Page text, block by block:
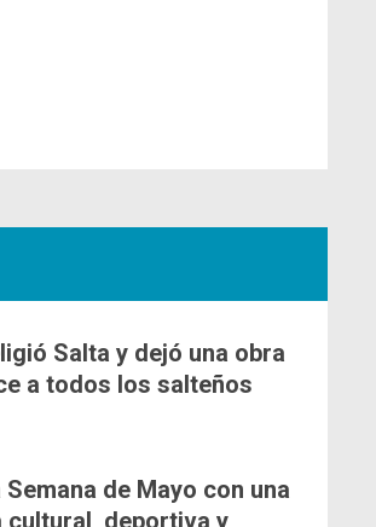
Salta y dejó una obra
a todos los salteños
de Mayo con una